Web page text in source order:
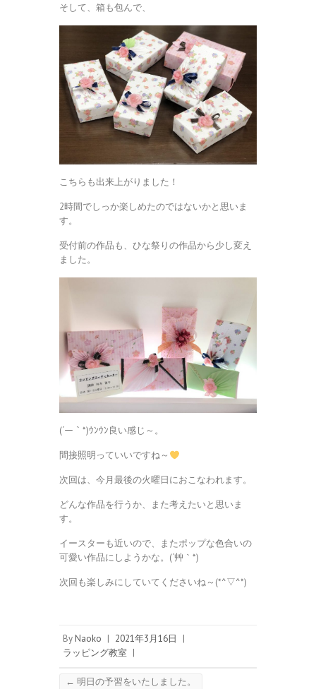
そして、箱も包んで、
こちらも出来上がりました！
2時間でしっか楽しめたのではないかと思いま
す。
受付前の作品も、ひな祭りの作品から少し変え
ました。
(´ー｀*)ｳﾝｳﾝ良い感じ～。
間接照明っていいですね～
次回は、今月最後の火曜日におこなわれます。
どんな作品を行うか、また考えたいと思いま
す。
イースターも近いので、またポップな色合いの
可愛い作品にしようかな。(´艸｀*)
次回も楽しみにしていてくださいね～(*^▽^*)
By Naoko | 2021年3月16日
|
ラッピング教室 |
← 明日の予習をいたしました。